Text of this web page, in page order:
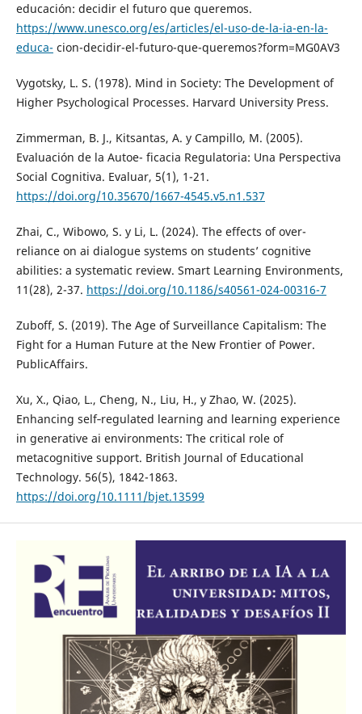
educación: decidir el futuro que queremos.
https://www.unesco.org/es/articles/el-uso-de-la-ia-en-la-
educa- cion-decidir-el-futuro-que-queremos?form=MG0AV3
Vygotsky, L. S. (1978). Mind in Society: The Development of
Higher Psychological Processes. Harvard University Press.
Zimmerman, B. J., Kitsantas, A. y Campillo, M. (2005).
Evaluación de la Autoe- ficacia Regulatoria: Una Perspectiva
Social Cognitiva. Evaluar, 5(1), 1-21.
https://doi.org/10.35670/1667-4545.v5.n1.537
Zhai, C., Wibowo, S. y Li, L. (2024). The effects of over-
reliance on ai dialogue systems on students’ cognitive
abilities: a systematic review. Smart Learning Environments,
11(28), 2-37. https://doi.org/10.1186/s40561-024-00316-7
Zuboff, S. (2019). The Age of Surveillance Capitalism: The
Fight for a Human Future at the New Frontier of Power.
PublicAffairs.
Xu, X., Qiao, L., Cheng, N., Liu, H., y Zhao, W. (2025).
Enhancing self‐regulated learning and learning experience
in generative ai environments: The critical role of
metacognitive support. British Journal of Educational
Technology. 56(5), 1842-1863.
https://doi.org/10.1111/bjet.13599